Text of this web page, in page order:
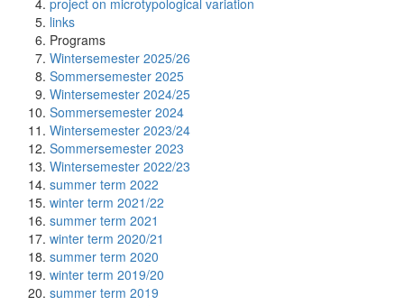
links
Programs
Wintersemester 2025/26
Sommersemester 2025
Wintersemester 2024/25
Sommersemester 2024
Wintersemester 2023/24
Sommersemester 2023
Wintersemester 2022/23
summer term 2022
winter term 2021/22
summer term 2021
winter term 2020/21
summer term 2020
winter term 2019/20
summer term 2019